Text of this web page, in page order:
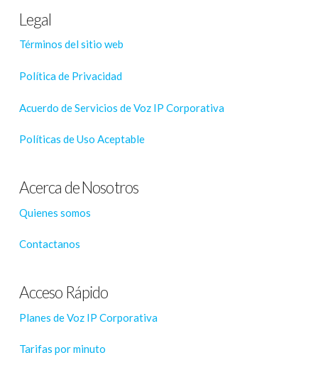
Legal
Términos del sitio web
Política de Privacidad
Acuerdo de Servicios de Voz IP Corporativa
Políticas de Uso Aceptable
Acerca de Nosotros
Quienes somos
Contactanos
Acceso Rápido
Planes de Voz IP Corporativa
Tarifas por minuto